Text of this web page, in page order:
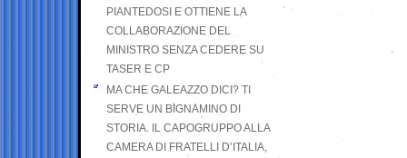
PIANTEDOSI E OTTIENE LA
COLLABORAZIONE DEL
MINISTRO SENZA CEDERE SU
TASER E CP
MA CHE GALEAZZO DICI? TI
SERVE UN BIGNAMINO DI
STORIA. IL CAPOGRUPPO ALLA
CAMERA DI FRATELLI D’ITALIA,